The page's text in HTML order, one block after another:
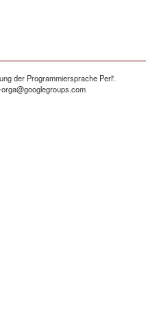
der Programmiersprache Perl'.